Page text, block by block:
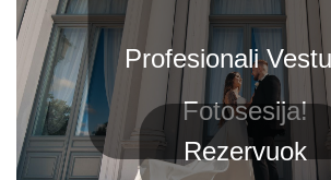
Profesionali
Fotosesija!
Rezervuok